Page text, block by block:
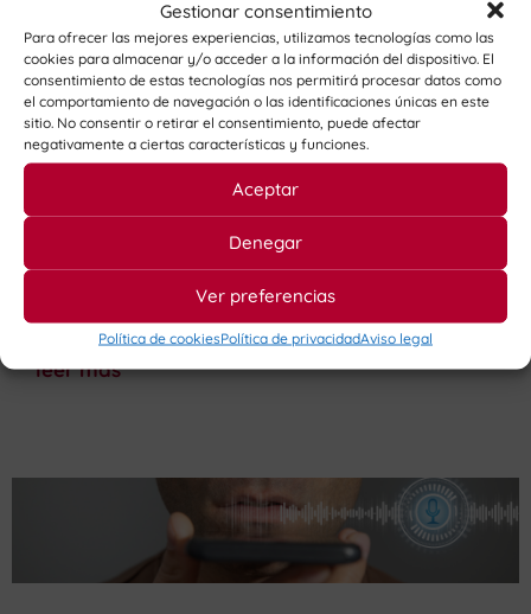
Gestionar consentimiento
Para ofrecer las mejores experiencias, utilizamos tecnologías como las
cookies para almacenar y/o acceder a la información del dispositivo. El
consentimiento de estas tecnologías nos permitirá procesar datos como
el comportamiento de navegación o las identificaciones únicas en este
sitio. No consentir o retirar el consentimiento, puede afectar
negativamente a ciertas características y funciones.
Aceptar
Denegar
Ver preferencias
Política de cookiesPolítica de privacidadAviso legal
Grupo Workanda: un ecosistema de
marcas que crecen juntas
Desde la estrategia compartida, la confianza en el
equipo y la apuesta por un crecimiento con
sentido, 2025 ha sido un año de madurez para
todas las marcas del Grupo Workanda
leer más